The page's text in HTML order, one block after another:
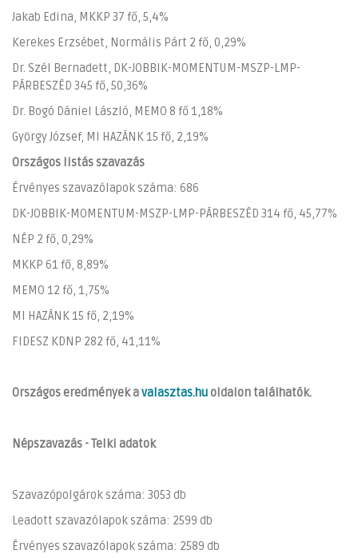
Jakab Edina, MKKP 37 fő, 5,4%
Kerekes Erzsébet, Normális Párt 2 fő, 0,29%
Dr. Szél Bernadett, DK-JOBBIK-MOMENTUM-MSZP-LMP-
PÁRBESZÉD 345 fő, 50,36%
Dr. Bogó Dániel László, MEMO 8 fő 1,18%
György József, MI HAZÁNK 15 fő, 2,19%
Országos listás szavazás
Érvényes szavazólapok száma: 686
DK-JOBBIK-MOMENTUM-MSZP-LMP-PÁRBESZÉD 314 fő, 45,77%
NÉP 2 fő, 0,29%
MKKP 61 fő, 8,89%
MEMO 12 fő, 1,75%
MI HAZÁNK 15 fő, 2,19%
FIDESZ KDNP 282 fő, 41,11%
Országos eredmények avalasztas.hu oldalon találhatók.
Népszavazás - Telki adatok
Szavazópolgárok száma: 3053 db
Leadott szavazólapok száma: 2599 db
Érvényes szavazólapok száma: 2589 db